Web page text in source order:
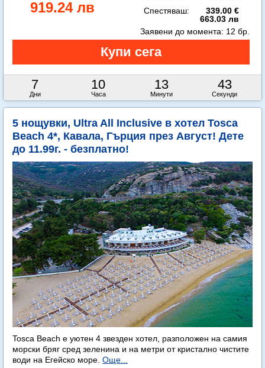
919.24 лв
Спестяваш:
339.00 €
663.03 лв
7
Дни
10
Часа
13
Минути
41
Секунди
Заявени до момента: 12 бр.
5 нощувки, Ultra All Inclusive в хотел Tosca
Beach 4*, Кавала, Гърция през Август! Дете
до 11.99г. - безплатно!
Tosca Beach е уютен 4 звезден хотел, разположен на самия
морски бряг сред зеленина и на метри от кристално чистите
води на Егейско море. Още...